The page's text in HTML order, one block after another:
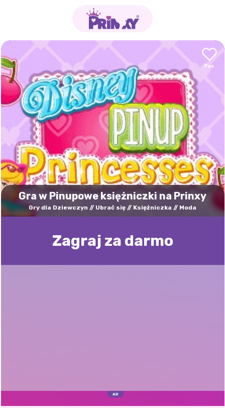
Gra w Pinupowe księżniczki na Prinxy
Gry dla Dziewczyn Ubrać się Księżniczka Moda
Zagraj za darmo